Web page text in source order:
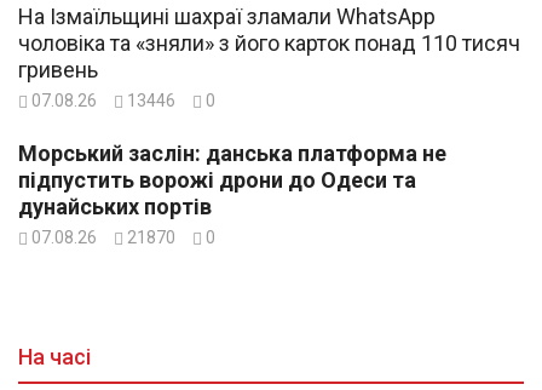
На Ізмаїльщині шахраї зламали WhatsApp
чоловіка та «зняли» з його карток понад 110 тисяч
гривень
07.08.26 13446 0
Морський заслін: данська платформа не
підпустить ворожі дрони до Одеси та
дунайських портів
07.08.26 21870 0
На часі